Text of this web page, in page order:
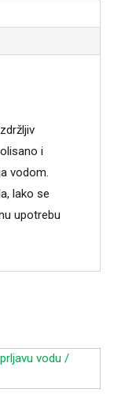
i
vodom.
lako se
upotrebu